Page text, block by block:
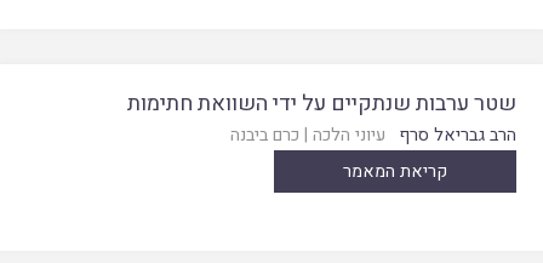
שטר ערבות שנתקיים על ידי השוואת חתימות
הרב גבריאל סרף עיוני הלכה | כרם ביבנה
קריאת המאמר